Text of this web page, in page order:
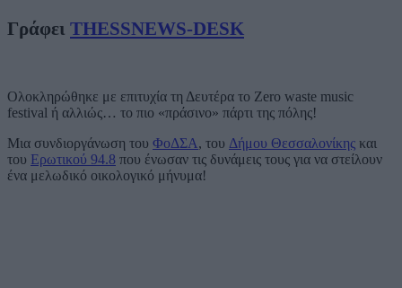
Γράφει THESSNEWS-DESK
Ολοκληρώθηκε με επιτυχία τη Δευτέρα το Zero waste music
festival ή αλλιώς… το πιο «πράσινο» πάρτι της πόλης!
Μια συνδιοργάνωση του ΦοΔΣΑ, του Δήμου Θεσσαλονίκης και
του Ερωτικού 94.8 που ένωσαν τις δυνάμεις τους για να στείλουν
ένα μελωδικό οικολογικό μήνυμα!